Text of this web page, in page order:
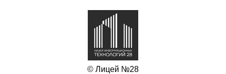
© Лицей №28